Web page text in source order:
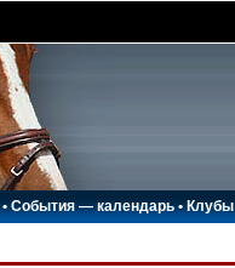
События — календарь•Клубы